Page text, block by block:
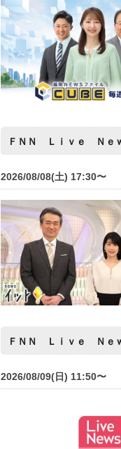
ＦＮＮ Ｌｉｖｅ Ｎｅ
2026/08/08(土) 17:30〜
ＦＮＮ Ｌｉｖｅ Ｎｅ
2026/08/09(日) 11:50〜